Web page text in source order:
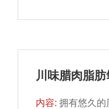
川味腊肉脂
内容:拥有悠久的